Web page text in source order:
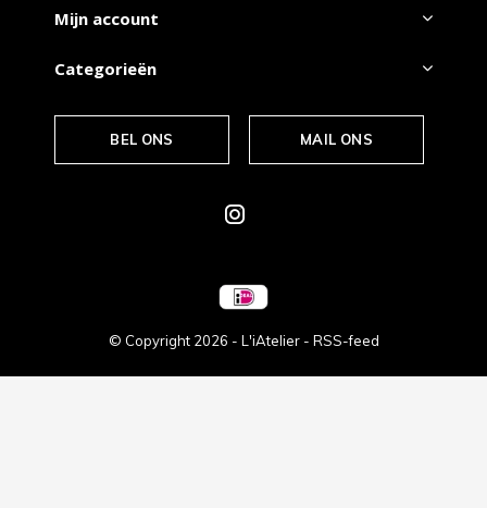
Mijn account
Categorieën
BEL ONS MAIL ONS
© Copyright 2026 - L'iAtelier - RSS-feed